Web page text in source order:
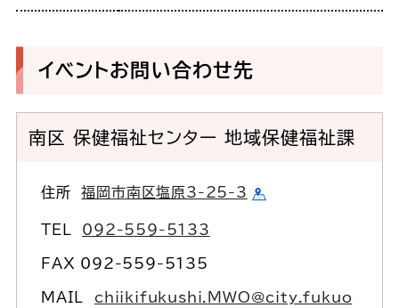
イベントお問い合わせ先
南区 保健福祉センター 地域保健福祉課
住所福岡市南区塩原3-25-3
TEL 092-559-5133
FAX 092-559-5135
MAIL chiikifukushi.MWO@city.fukuo